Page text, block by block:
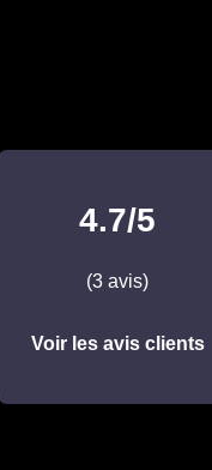
4.7/5
(3 avis)
Voir les avis clients